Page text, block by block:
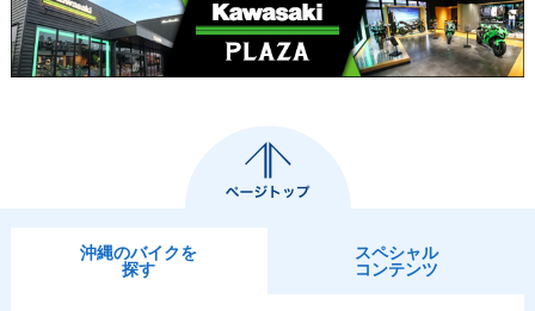
沖縄のバイクを
探す
スペシャル
コンテンツ